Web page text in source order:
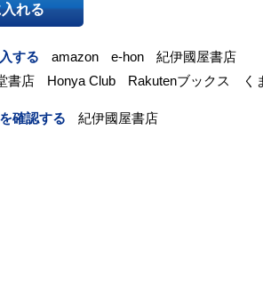
れる
する amazon e-hon
紀伊國屋書店
書店
Honya Club Rakutenブックス く
確認する 紀伊國屋書店